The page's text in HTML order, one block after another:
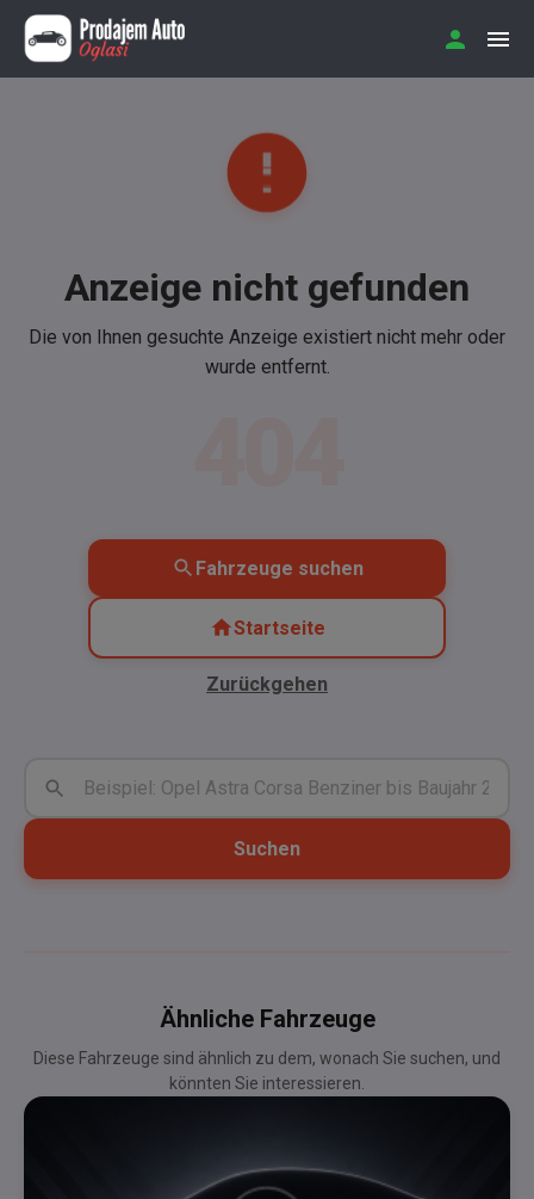
Anzeige nicht gefunden
Die von Ihnen gesuchte Anzeige existiert nicht mehr oder
wurde entfernt.
Fahrzeuge suchen
Startseite
Zurückgehen
Suchen
Ähnliche Fahrzeuge
Diese Fahrzeuge sind ähnlich zu dem, wonach Sie suchen, und
könnten Sie interessieren.